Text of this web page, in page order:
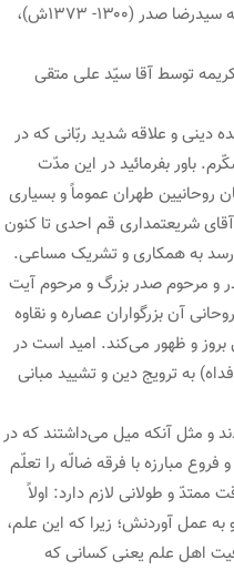
مضمون نامه وی خطاب به مرحوم آیت‌اللّه سیدرضا صدر (۱۳۰۰- ۱۳۷۳ش)،
توسط آقا سیّد علی متقی
دینی و علاقه شدید ربّانی که در
باور بفرمائید در این مدّت
روحانیین طهران عموماً و بسیاری
شریعتمداری قم احدی تا کنون
رسد به همکاری و تشریک مساعی.
و مرحوم صدر بزرگ و مرحوم آیت
آن بزرگواران عصاره و نقاوه
و ظهور می‌کند. امید است در
به ترویج دین و تشیید مبانی
و مثل آنکه میل می‌داشتند که در
مبارزه با فرقه ضالّه را تعلّم
و طولانی لازم دارد: اولاً
به عمل آوردنش؛ زیرا که این علم،
اهل علم یعنی کسانی که